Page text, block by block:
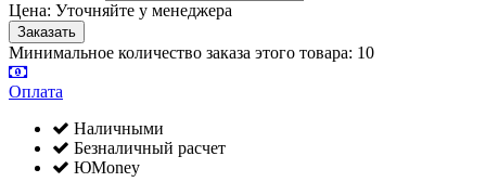
Цена: Уточняйте у менеджера
Минимальное количество заказа этого товара: 10
Оплата
Наличными
Безналичный расчет
ЮMoney